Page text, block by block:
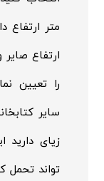
متر ارتفاع
ارتفاع صایر
را تعیین
سایر
زیای دارید
تواند تحمل